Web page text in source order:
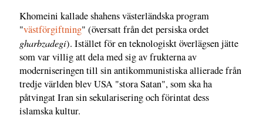
Khomeini kallade shahens västerländska program
"västförgiftning" (översatt från det persiska ordet
gharbzadegi). Istället för en teknologiskt överlägsen jätte
som var villig att dela med sig av frukterna av
moderniseringen till sin antikommunistiska allierade från
tredje världen blev USA "stora Satan", som ska ha
påtvingat Iran sin sekularisering och förintat dess
islamska kultur.